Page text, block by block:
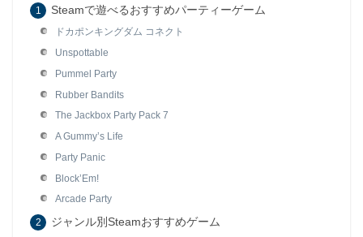
Steamで遊べるおすすめパーティーゲーム
ドカポンキングダム コネクト
Unspottable
Pummel Party
Rubber Bandits
The Jackbox Party Pack 7
A Gummy’s Life
Party Panic
Block’Em!
Arcade Party
ジャンル別Steamおすすめゲーム